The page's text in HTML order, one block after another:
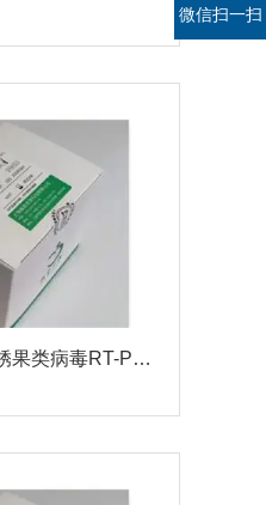
1385800苹果锈果类病毒RT-PCR试剂盒
微信扫一扫